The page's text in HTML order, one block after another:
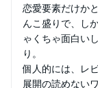
恋愛要素だけか
んこ盛りで、し
ゃくちゃ面白い
り。
個人的には、レ
展開の読めない